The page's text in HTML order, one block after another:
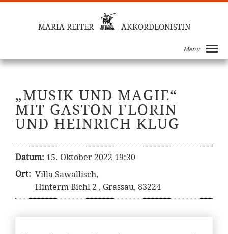
MARIA REITER AKKORDEONISTIN
Menu
„MUSIK UND MAGIE“
MIT GASTON FLORIN
UND HEINRICH KLUG
Datum: 15. Oktober 2022 19:30
Ort: Villa Sawallisch,
Hinterm Bichl 2 , Grassau, 83224